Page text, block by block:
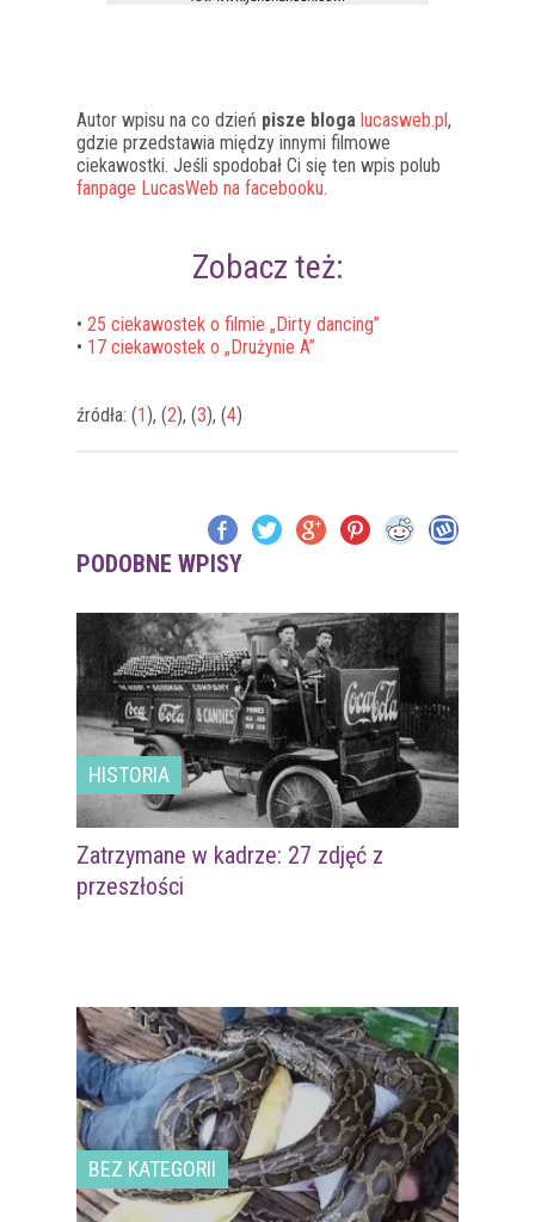
Autor wpisu na co dzień pisze bloga lucasweb.pl,
gdzie przedstawia między innymi filmowe
ciekawostki. Jeśli spodobał Ci się ten wpis polub
fanpage LucasWeb na facebooku.
Zobacz też:
• 25 ciekawostek o filmie „Dirty dancing”
• 17 ciekawostek o „Drużynie A”
źródła: (1), (2), (3), (4)
PODOBNE WPISY
HISTORIA
Zatrzymane w kadrze: 27 zdjęć z
przeszłości
BEZ KATEGORII